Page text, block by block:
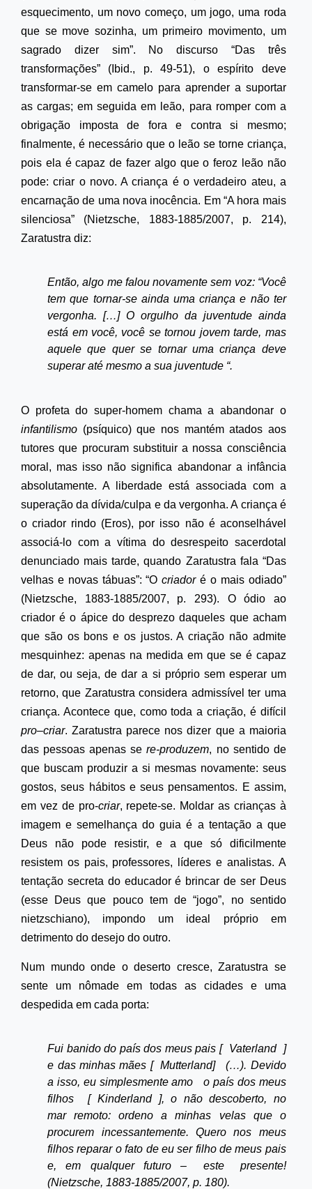
esquecimento, um novo começo, um jogo, uma roda
que se move sozinha, um primeiro movimento, um
sagrado dizer sim”. No discurso “Das três
transformações” (Ibid., p. 49-51), o espírito deve
transformar-se em camelo para aprender a suportar
as cargas; em seguida em leão, para rompercom a
obrigação imposta de fora e contra si mesmo;
finalmente, é necessário que o leão se torne criança,
pois ela é capaz de fazer algo que o feroz leão não
pode: criar o novo. A criança é o verdadeiro ateu, a
encarnação de uma nova inocência. Em “A hora mais
silenciosa” (Nietzsche, 1883-1885/2007, p. 214),
Zaratustra diz:
Então, algo me falou novamente sem voz: “Você
tem que tornar-se ainda uma criança e não ter
vergonha. […] O orgulho da juventude ainda
está em você, você se tornou jovem tarde, mas
aquele que quer se tornar uma criança deve
superar até mesmo a sua juventude “.
O profeta do super-homem chama a abandonar o
infantilismo (psíquico) que nos mantém atados aos
tutores que procuram substituir a nossa consciência
moral, mas isso não significa abandonar a infância
absolutamente. A liberdade está associada com a
superação da dívida/culpa e da vergonha. A criança é
o criador rindo (Eros), por isso não é aconselhável
associá-lo com a vítima do desrespeito sacerdotal
denunciado mais tarde, quando Zaratustra fala “Das
velhas e novas tábuas”: “Ocriadoré o mais odiado”
(Nietzsche, 1883-1885/2007, p. 293). O ódio ao
criador é o ápice do desprezo daqueles que acham
que são os bons e os justos. A criação não admite
mesquinhez: apenas na medida em que se é capaz
de dar, ou seja, de dar a si próprio sem esperar um
retorno, que Zaratustra considera admissível ter uma
criança. Acontece que, como toda a criação, é difícil
pro–criar. Zaratustra parece nos dizer que a maioria
das pessoas apenas sere-produzem, no sentido de
que buscam produzir a si mesmas novamente: seus
gostos, seus hábitos e seus pensamentos. E assim,
em vez de pro-criar, repete-se. Moldar as crianças à
imagem e semelhança do guia é a tentação a que
Deus não pode resistir, e a que só dificilmente
resistem os pais, professores, líderes e analistas. A
tentação secreta do educador é brincar de serDeus
(esse Deus que pouco tem de “jogo”, no sentido
nietzschiano), impondo um ideal próprio em
detrimento do desejo do outro.
Num mundo onde o deserto cresce, Zaratustra se
sente um nômade em todas as cidades e uma
despedida em cada porta:
Fui banido do país dos meus pais [ Vaterland
]
e das minhas mães [ Mutterland]
(…). Devido
a isso, eu simplesmente amo
o país dos meus
filhos
[ Kinderland
], o não descoberto, no
mar remoto: ordeno a minhas velas que o
procurem incessantemente. Quero nos meus
filhos reparar o fato de eu ser filho de meus pais
e, em qualquer futuro –
este
presente!
(Nietzsche, 1883-1885/2007, p. 180).